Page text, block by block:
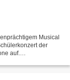
Musical
der
auf.